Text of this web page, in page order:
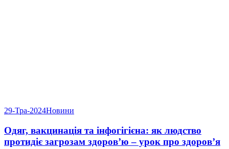
29-Тра-2024Новини
Одяг, вакцинація та інфогігієна: як людство
протидіє загрозам здоров’ю – урок про здоров’я